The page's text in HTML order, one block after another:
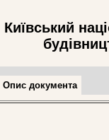
Київський
Опис документа